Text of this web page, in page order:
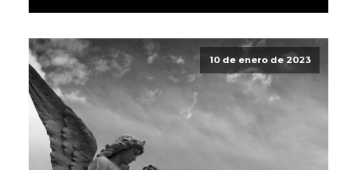
10 de enero de 2023